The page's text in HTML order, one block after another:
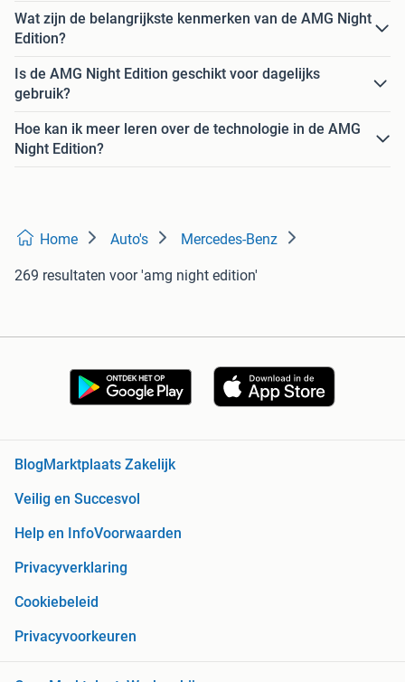
Wat zijn de belangrijkste kenmerken van de AMG Night
Edition?
Is de AMG Night Edition geschikt voor dagelijks
gebruik?
Hoe kan ik meer leren over de technologie in de AMG
Night Edition?
Home Auto's Mercedes-Benz
269 resultaten voor 'amg night edition'
Blog Marktplaats Zakelijk
Veilig en Succesvol
Help en InfoVoorwaarden
Privacyverklaring
Cookiebeleid
Privacyvoorkeuren